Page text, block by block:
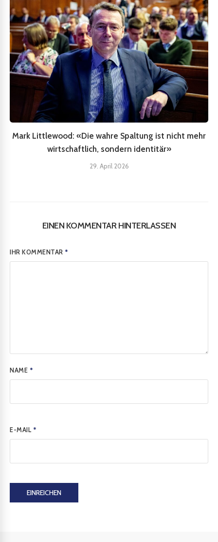
Mark Littlewood: «Die wahre Spaltung ist nicht mehr
wirtschaftlich, sondern identitär»
29. April 2026
EINEN KOMMENTAR HINTERLASSEN
IHR KOMMENTAR*
NAME *
E-MAIL *
EINREICHEN